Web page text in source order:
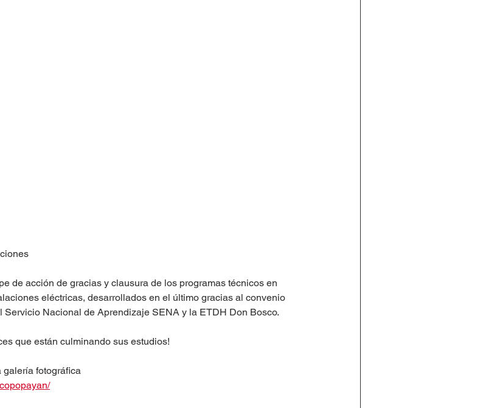
de acción de gracias y clausura de los programas técnicos en
eléctricas, desarrollados en el último gracias al convenio
Nacional de Aprendizaje SENA y la ETDH Don Bosco.
que están culminando sus estudios!
galería fotográfica